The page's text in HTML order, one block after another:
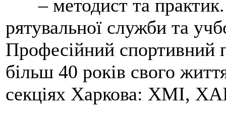
– методист та
рятувальної служби та
Професійний спортивний
більш 40 років свого
секціях Харкова: ХМІ,